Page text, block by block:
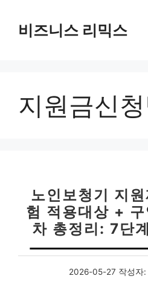
비즈니스 리믹스
지원금신
노인보청기 지
험 적용대상 +
차 총정리: 7단
2026-05-27 작성자: